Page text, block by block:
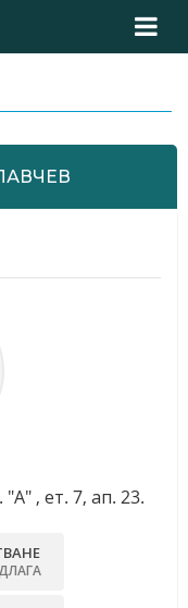
, ет. 7, ап. 23.